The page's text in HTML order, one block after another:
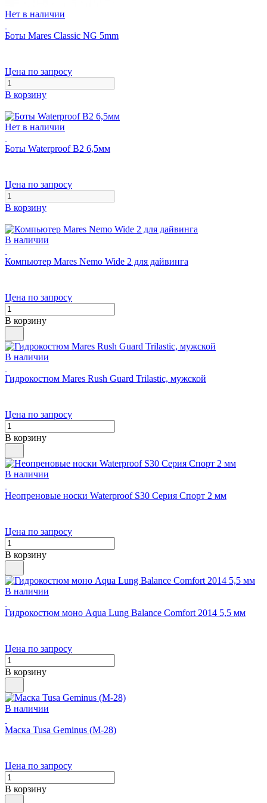
Нет в наличии
Боты Mares Classic NG 5mm
Цена по запросу
В корзину
Нет в наличии
Боты Waterproof B2 6,5мм
Цена по запросу
В корзину
В наличии
Компьютер Mares Nemo Wide 2 для дайвинга
Цена по запросу
В корзину
В наличии
Гидрокостюм Mares Rush Guard Trilastic, мужской
Цена по запросу
В корзину
В наличии
Неопреновые носки Waterproof S30 Серия Спорт 2 мм
Цена по запросу
В корзину
В наличии
Гидрокостюм моно Aqua Lung Balance Comfort 2014 5,5 мм
Цена по запросу
В корзину
В наличии
Маска Tusa Geminus (M-28)
Цена по запросу
В корзину